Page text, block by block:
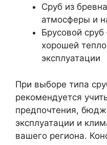
Сруб из
атмосферы и
Брусовой
хорошей
эксплуатации
При выборе типа
рекомендуется
предпочтения,
эксплуатации и
вашего региона.